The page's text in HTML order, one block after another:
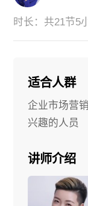
时长：共21节5
适合人群
企业市场营
兴趣的人员
讲师介绍